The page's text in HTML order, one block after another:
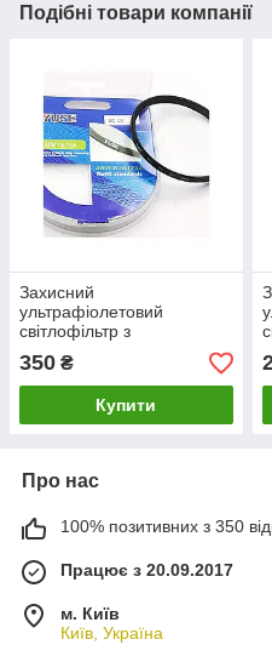
Подібні товари компанії
Захисний
ультрафіолетовий
світлофільтр з
багатошаровим покриттям
YUSE MC-UV для
об'єктива фотокамери —
350 ₴
Купити
Про нас
100% позитивних з 350
Працює з 20.09.2017
м. Київ
Київ, Україна